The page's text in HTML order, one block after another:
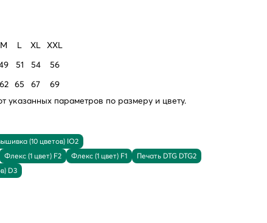
M L XL XXL
51 54
56
62 65 67
69
указанных параметров по размеру и цвету.
(10 цветов) IO2
Флекс (1 цвет) F2 Флекс (1 цвет) F1
Печать DTG DTG2
D3